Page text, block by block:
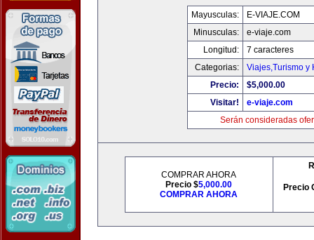
Mayusculas:
E-VIAJE.COM
Minusculas:
e-viaje.com
Longitud:
7 caracteres
Categorias:
Viajes,Turismo y
Precio:
$5,000.00
Visitar!
e-viaje.com
Serán consideradas
COMPRAR AHORA
Precio $5,000.00
COMPRAR AHORA
Precio